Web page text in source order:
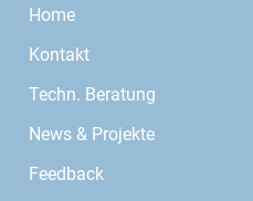
Home
Kontakt
Techn. Beratung
News & Projekte
Feedback